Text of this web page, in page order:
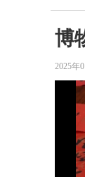
博
2025年